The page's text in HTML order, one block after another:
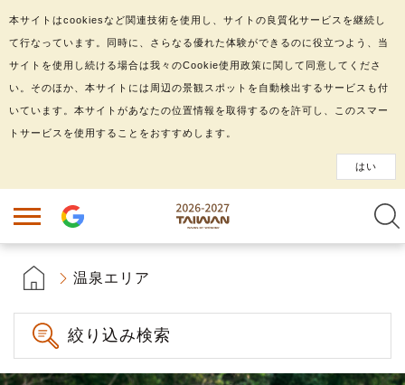
温泉エリア
絞り込み検索
本サイトはcookiesなど関連技術を使用し、サイトの良質化サービスを継続し
て行なっています。同時に、さらなる優れた体験ができるのに役立つよう、当
サイトを使用し続ける場合は我々のCookie使用政策に関して同意してくださ
い。そのほか、本サイトには周辺の景観スポットを自動検出するサービスも付
いています。本サイトがあなたの位置情報を取得するのを許可し、このスマー
トサービスを使用することをおすすめします。
はい